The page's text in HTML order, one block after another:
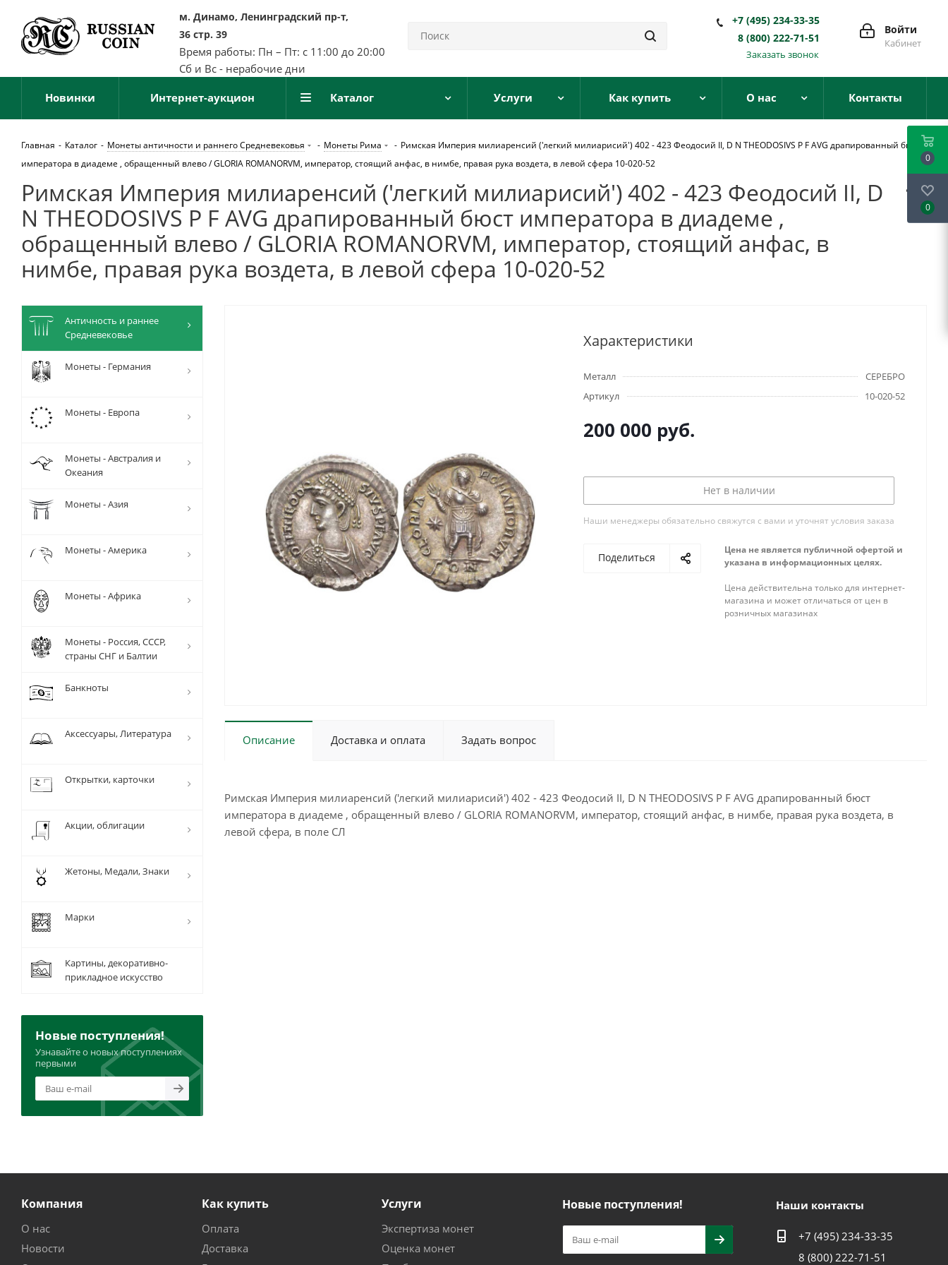
м. Динамо, Ленинградский пр-т,
36 стр. 39
Время работы: Пн – Пт: с 11:00 до 20:00
Сб и Вс - нерабочие дни
Войти
Кабинет
+7 (495) 234-33-35
8 (800) 222-71-51
Заказать звонок
Новинки Интернет-аукцион Каталог Услуги Как купить О нас Контакты
Главная - Каталог - Монеты античности и раннего Средневековья - Монеты Рима - Римская Империя милиаренсий ('легкий милиарисий') 402 - 423 Феодосий II, D N THEODOSIVS P F AVG драпированный бюст
императора в диадеме , обращенный влево / GLORIA ROMANORVM, император, стоящий анфас, в нимбе, правая рука воздета, в левой сфера 10-020-52
Римская Империя милиаренсий ('легкий милиарисий') 402 - 423 Феодосий II, D
N THEODOSIVS P F AVG драпированный бюст императора в диадеме ,
обращенный влево / GLORIA ROMANORVM, император, стоящий анфас, в
нимбе, правая рука воздета, в левой сфера 10-020-52
Характеристики
Металл
СЕРЕБРО
Артикул
10-020-52
200 000 руб.
Нет в наличии
Наши менеджеры обязательно свяжутся с вами и уточнят условия заказа
Поделиться
Цена не является публичной офертой и
указана в информационных целях.
Цена действительна только для интернет-
магазина и может отличаться от цен в
розничных магазинах
Описание Доставка и оплата Задать вопрос
Римская Империя милиаренсий ('легкий милиарисий') 402 - 423 Феодосий II, D N THEODOSIVS P F AVG драпированный бюст
императора в диадеме , обращенный влево / GLORIA ROMANORVM, император, стоящий анфас, в нимбе, правая рука воздета, в
левой сфера, в поле СЛ
Античность и раннее
Средневековье
Монеты - Германия
Монеты - Европа
Монеты - Австралия и
Океания
Монеты - Азия
Монеты - Америка
Монеты - Африка
Монеты - Россия, СССР,
страны СНГ и Балтии
Банкноты
Аксессуары, Литература
Открытки, карточки
Акции, облигации
Жетоны, Медали, Знаки
Марки
Картины, декоративно-
прикладное искусство
Новые поступления!
Узнавайте о новых поступлениях
первыми
Компания
О нас
Новости
Как купить
Оплата
Доставка
Услуги
Экспертиза монет
Оценка монет
Новые поступления! Наши контакты
+7 (495) 234-33-35
8 (800) 222-71-51
0
0